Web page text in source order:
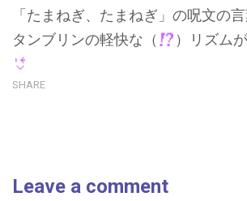
「たまねぎ、たまねぎ」の呪文の
タンブリンの軽快な（
）リズム
SHARE
Leave a comment